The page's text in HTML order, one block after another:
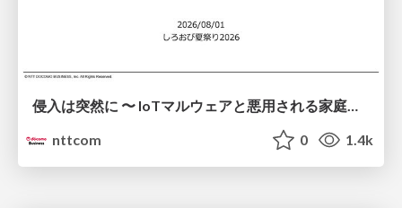
侵入は突然に 〜 IoTマルウェアと悪用される家庭の機器 ～ / When Intrusion Strikes: IoT Malware and the Abuse of Home Devices
nttcom
0 1.4k